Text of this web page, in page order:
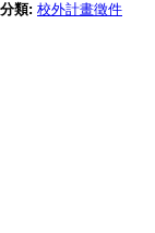
分類: 校外計畫徵件